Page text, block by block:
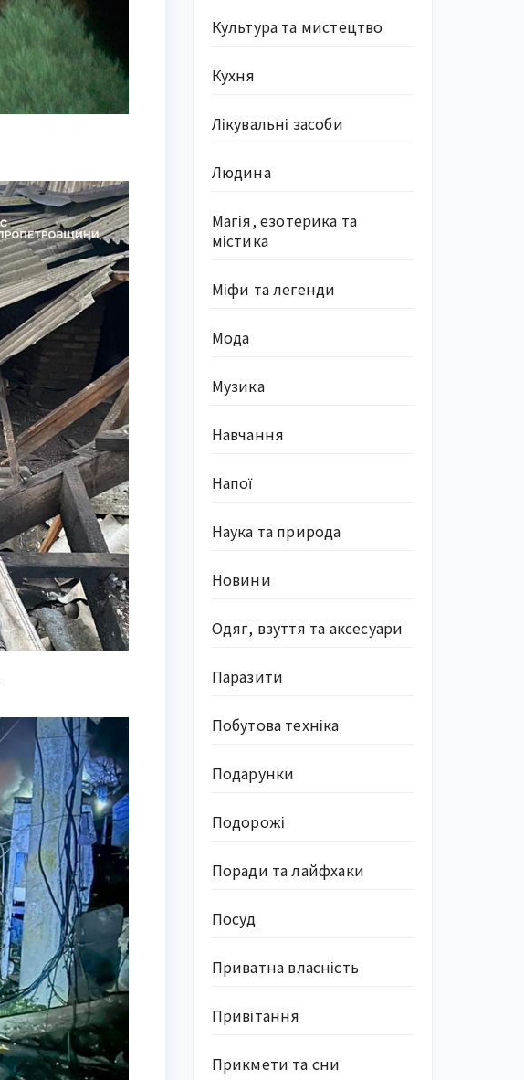
Культура та мистецтво
Кухня
Лікувальні засоби
Людина
Магія, езотерика та
містика
Міфи та легенди
Мода
Музика
Навчання
Напої
Наука та природа
Новини
Одяг, взуття та аксесуари
Паразити
Побутова техніка
Подарунки
Подорожі
Поради та лайфхаки
Посуд
Приватна власність
Привітання
Прикмети та сни